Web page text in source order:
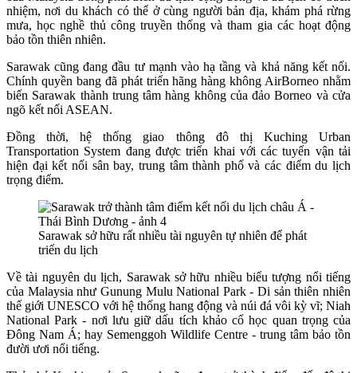
nhiệm, nơi du khách có thể ở cùng người bản địa, khám phá rừng
mưa, học nghề thủ công truyền thống và tham gia các hoạt động
bảo tồn thiên nhiên.
Sarawak cũng đang đầu tư mạnh vào hạ tầng và khả năng kết nối.
Chính quyền bang đã phát triển hãng hàng không AirBorneo nhằm
biến Sarawak thành trung tâm hàng không của đảo Borneo và cửa
ngõ kết nối ASEAN.
Đồng thời, hệ thống giao thông đô thị Kuching Urban
Transportation System đang được triển khai với các tuyến vận tải
hiện đại kết nối sân bay, trung tâm thành phố và các điểm du lịch
trọng điểm.
Sarawak sở hữu rất nhiều tài nguyên tự nhiên để phát
triển du lịch
Về tài nguyên du lịch, Sarawak sở hữu nhiều biểu tượng nổi tiếng
của Malaysia như Gunung Mulu National Park - Di sản thiên nhiên
thế giới UNESCO với hệ thống hang động và núi đá vôi kỳ vĩ; Niah
National Park - nơi lưu giữ dấu tích khảo cổ học quan trọng của
Đông Nam Á; hay Semenggoh Wildlife Centre - trung tâm bảo tồn
đười ươi nổi tiếng.